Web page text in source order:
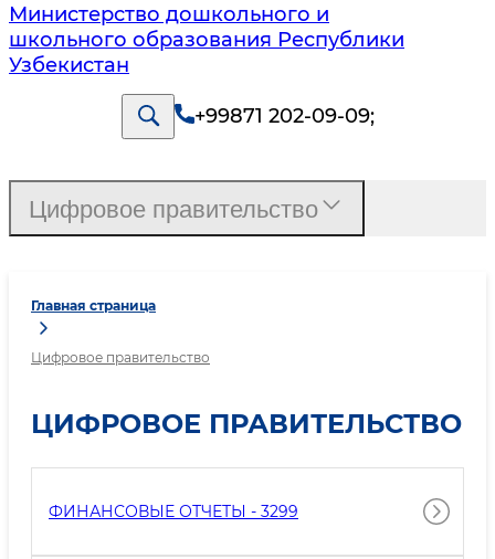
Министерство дошкольного и
школьного образования Республики
Узбекистан
+99871 202-09-09;
Главная страница
Цифровое правительство
ЦИФРОВОЕ ПРАВИТЕЛЬСТВО
ФИНАНСОВЫЕ ОТЧЕТЫ - 3299
Цифровое правительство